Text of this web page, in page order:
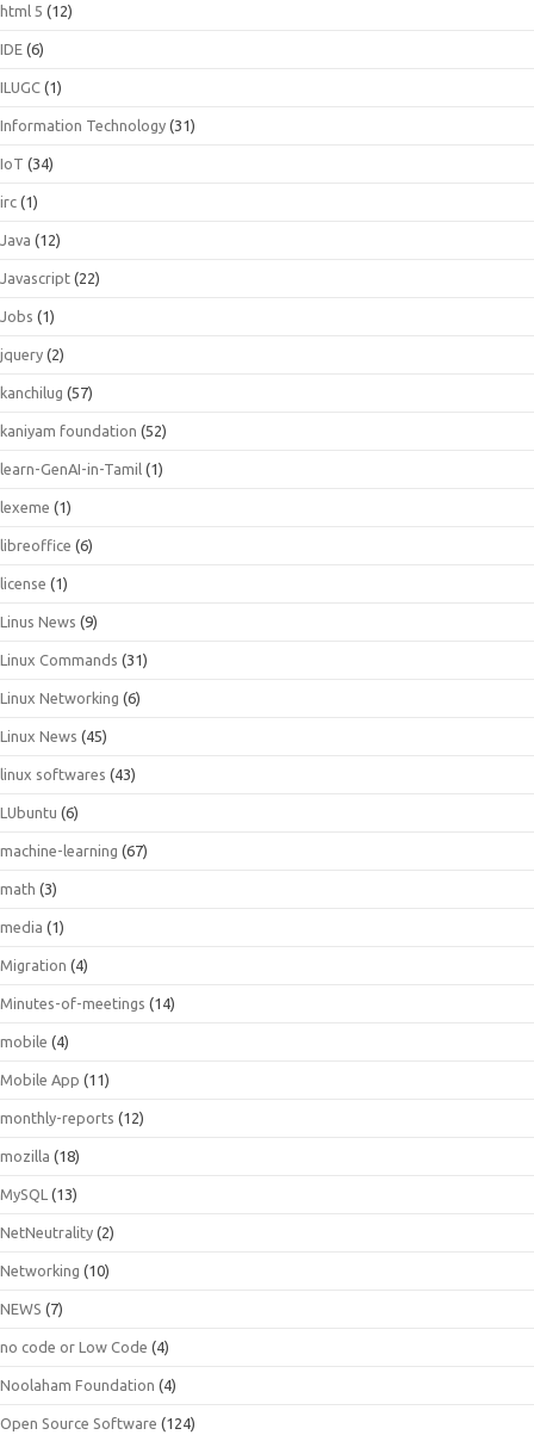
html 5 (12)
IDE (6)
ILUGC (1)
Information Technology (31)
IoT (34)
irc (1)
Java (12)
Javascript (22)
Jobs (1)
jquery (2)
kanchilug (57)
kaniyam foundation (52)
learn-GenAI-in-Tamil (1)
lexeme (1)
libreoffice (6)
license (1)
Linus News (9)
Linux Commands (31)
Linux Networking (6)
Linux News (45)
linux softwares (43)
LUbuntu (6)
machine-learning (67)
math (3)
media (1)
Migration (4)
Minutes-of-meetings (14)
mobile (4)
Mobile App (11)
monthly-reports (12)
mozilla (18)
MySQL (13)
NetNeutrality (2)
Networking (10)
NEWS (7)
no code or Low Code (4)
Noolaham Foundation (4)
Open Source Software (124)